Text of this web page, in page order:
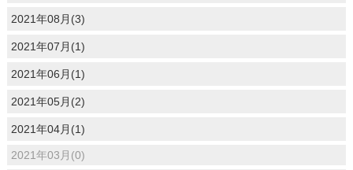
2021年08月(3)
2021年07月(1)
2021年06月(1)
2021年05月(2)
2021年04月(1)
2021年03月(0)